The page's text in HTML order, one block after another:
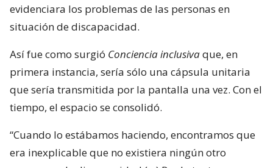
evidenciara los problemas de las personas en
situación de discapacidad.
Así fue como surgió Conciencia inclusivaque, en
primera instancia, sería sólo una cápsula unitaria
que sería transmitida por la pantalla una vez. Con el
tiempo, el espacio se consolidó.
“Cuando lo estábamos haciendo, encontramos que
era inexplicable que no existiera ningún otro